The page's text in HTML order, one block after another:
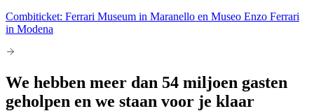
Combiticket: Ferrari Museum in Maranello en Museo Enzo Ferrari
in Modena
We hebben meer dan 54 miljoen gasten
geholpen en we staan voor je klaar